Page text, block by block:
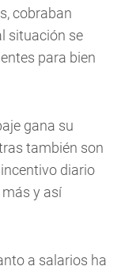
cobraban
situación se
para bien
gana su
también son
diario
y así
a salarios ha